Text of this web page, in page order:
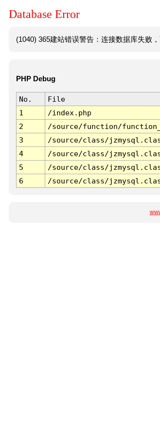
Database Error
(1040) 365建站错误警告：连接数据库失败
PHP Debug
No. File
1
/index.php
2
/source/function/
3
/source/class/
4
/source/class/
5
/source/class/
6
/source/class/